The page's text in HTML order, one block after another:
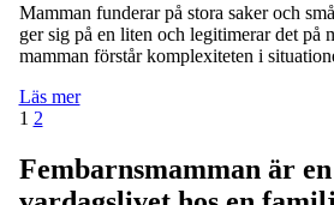
Mamman funderar på stora saker och
ger sig på en liten och legitimerar det på
mamman förstår komplexiteten i
Läs mer
Inläggsnavigering
Sida
1 Sida
2Nästa
Fembarnsmamman är